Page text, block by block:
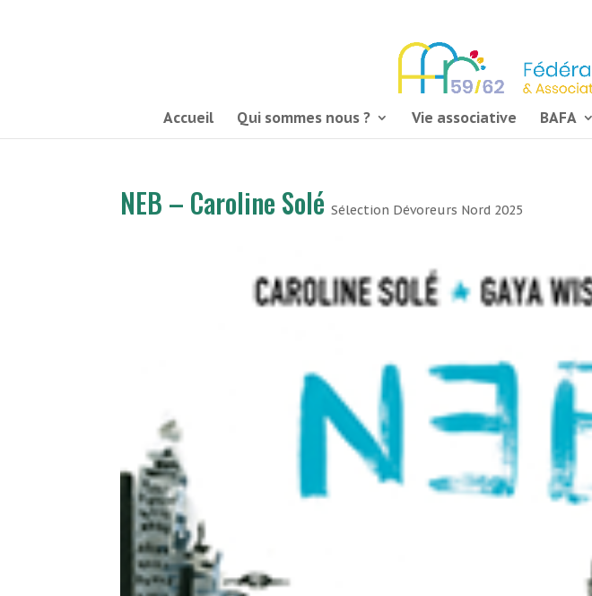
Accueil Qui sommes nous ? Vie associative BAFA
NEB – Caroline Solé Sélection Dévoreurs Nord 2025